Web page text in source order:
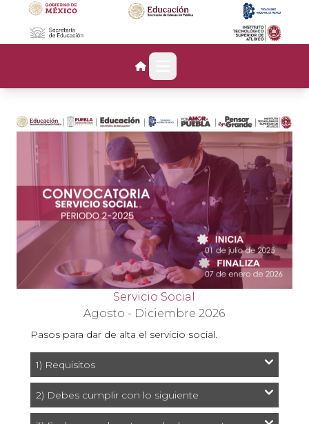
Servicio Social
Agosto - Diciembre 2026
Pasos para dar de alta el servicio social.
1) Requisitos
2) Debes cumplir con lo siguiente